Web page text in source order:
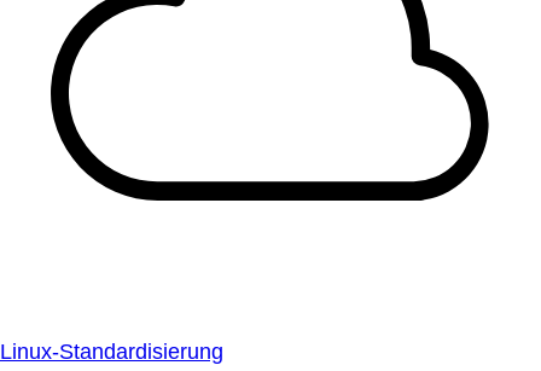
Linux-Standardisierung